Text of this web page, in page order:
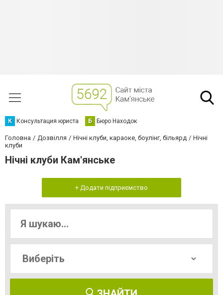
К Консультация юриста Б Бюро Находок
Головна Дозвілля Нічні клуби, караоке, боулінг, більярд
Нічні
клуби
Нічні клуби Кам'янське
+ Додати підприємство